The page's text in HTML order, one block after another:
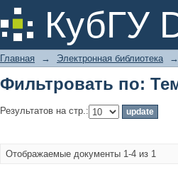
КубГУ
Фильтровать по:
Главная → Электронная библиотека →
Фильтровать по:
Результатов на стр.:
Отображаемые документы 1-4 из 1